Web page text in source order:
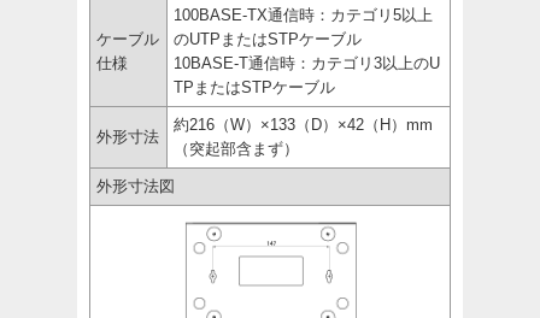
ケーブル
仕様
100BASE-TX通信時：カテゴリ5以上
のUTPまたはSTPケーブル
10BASE-T通信時：カテゴリ3以上のU
TPまたはSTPケーブル
外形寸法
約216（W）×133（D）×42（H）mm
（突起部含まず）
外形寸法図